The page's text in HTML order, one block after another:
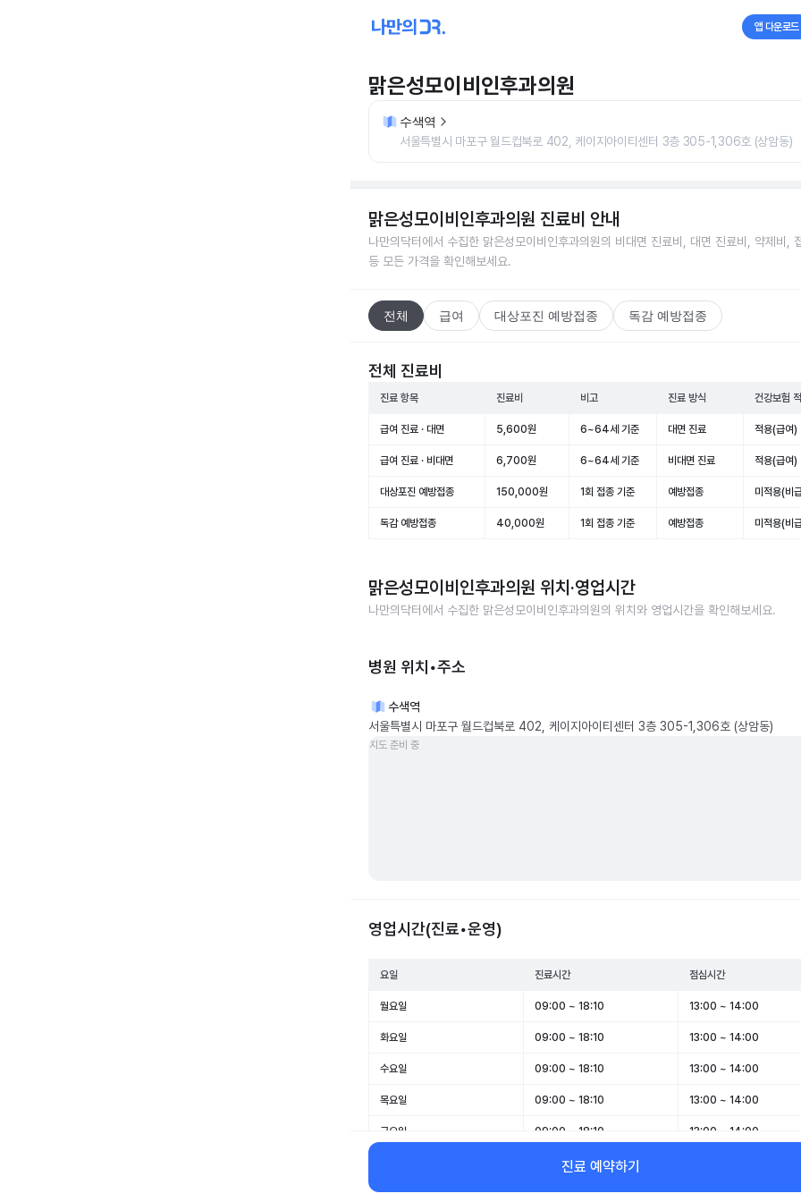
앱 다운로드
맑은성모이비인후과의원
수색역
서울특별시 마포구 월드컵북로 402, 케이지아이티센터 3층 305-1,306호 (상암동)
맑은성모이비인후과의원 진료비 안내
나만의닥터에서 수집한 맑은성모이비인후과의원의 비대면 진료비, 대면 진료비, 약제비,
등 모든 가격을 확인해보세요.
전체 급여 대상포진 예방접종 독감 예방접종
전체 진료비
진료 항목 진료비 비고 진료 방식 건강보험
급여 진료 · 대면 5,600원 6~64세 기준 대면 진료 적용(급여)
급여 진료 · 비대면 6,700원 6~64세 기준 비대면 진료 적용(급여)
대상포진 예방접종 150,000원 1회 접종 기준 예방접종 미적용(비
독감 예방접종 40,000원 1회 접종 기준 예방접종 미적용(비
맑은성모이비인후과의원 위치·영업시간
나만의닥터에서 수집한 맑은성모이비인후과의원의 위치와 영업시간을 확인해보세요.
병원 위치•주소
수색역
서울특별시 마포구 월드컵북로 402, 케이지아이티센터 3층 305-1,306호 (상암동)
지도 준비 중
영업시간(진료•운영)
요일 진료시간 점심시간
월요일 09:00 ~ 18:10 13:00 ~ 14:00
화요일 09:00 ~ 18:10 13:00 ~ 14:00
수요일 09:00 ~ 18:10 13:00 ~ 14:00
목요일 09:00 ~ 18:10 13:00 ~ 14:00
금요일 09:00 ~ 18:10 13:00 ~ 14:00
09:00 ~ 12:40
일요일 휴무 -
진료 예약하기